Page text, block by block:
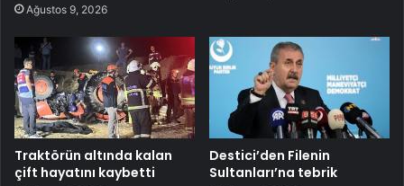
Ağustos 9, 2026
Traktörün altında kalan
çift hayatını kaybetti
Destici’den Filenin
Sultanları’na tebrik